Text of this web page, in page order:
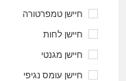
חיישן טמפרטורה
חיישן לחות
חיישן מגנטי
חיישן עומס נגיפי